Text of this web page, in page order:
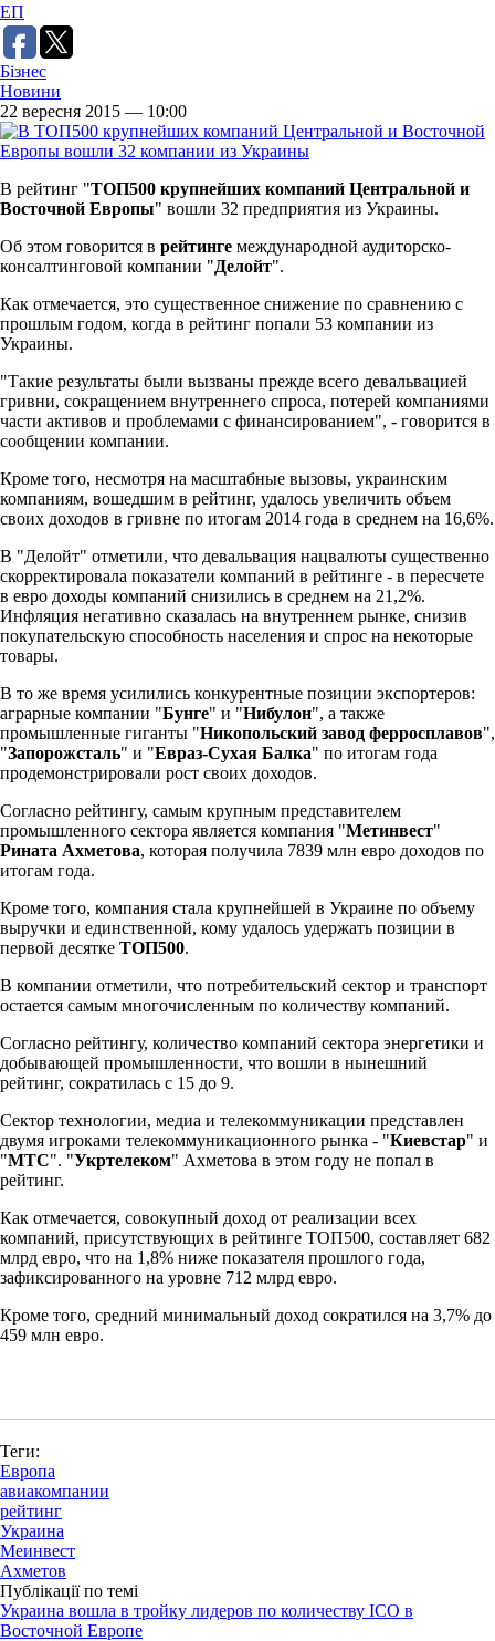
ЕП
Бізнес
Новини
22 вересня 2015 — 10:00
В рейтинг "ТОП500 крупнейших компаний Центральной и
Восточной Европы" вошли 32 предприятия из Украины.
Об этом говорится в рейтинге международной аудиторско-
консалтинговой компании "Делойт".
Как отмечается, это существенное снижение по сравнению с
прошлым годом, когда в рейтинг попали 53 компании из
Украины.
"Такие результаты были вызваны прежде всего девальвацией
гривни, сокращением внутреннего спроса, потерей компаниями
части активов и проблемами с финансированием", - говорится в
сообщении компании.
Кроме того, несмотря на масштабные вызовы, украинским
компаниям, вошедшим в рейтинг, удалось увеличить объем
своих доходов в гривне по итогам 2014 года в среднем на 16,6%.
В "Делойт" отметили, что девальвация нацвалюты существенно
скорректировала показатели компаний в рейтинге - в пересчете
в евро доходы компаний снизились в среднем на 21,2%.
Инфляция негативно сказалась на внутреннем рынке, снизив
покупательскую способность населения и спрос на некоторые
товары.
В то же время усилились конкурентные позиции экспортеров:
аграрные компании "Бунге" и "Нибулон", а также
промышленные гиганты "Никопольский завод ферросплавов",
"Запорожсталь" и "Евраз-Сухая Балка" по итогам года
продемонстрировали рост своих доходов.
Согласно рейтингу, самым крупным представителем
промышленного сектора является компания "Метинвест"
Рината Ахметова, которая получила 7839 млн евро доходов по
итогам года.
Кроме того, компания стала крупнейшей в Украине по объему
выручки и единственной, кому удалось удержать позиции в
первой десятке ТОП500.
В компании отметили, что потребительский сектор и транспорт
остается самым многочисленным по количеству компаний.
Согласно рейтингу, количество компаний сектора энергетики и
добывающей промышленности, что вошли в нынешний
рейтинг, сократилась с 15 до 9.
Сектор технологии, медиа и телекоммуникации представлен
двумя игроками телекоммуникационного рынка - "Киевстар" и
"МТС". "Укртелеком" Ахметова в этом году не попал в
рейтинг.
Как отмечается, совокупный доход от реализации всех
компаний, присутствующих в рейтинге ТОП500, составляет 682
млрд евро, что на 1,8% ниже показателя прошлого года,
зафиксированного на уровне 712 млрд евро.
Кроме того, средний минимальный доход сократился на 3,7% до
459 млн евро.
Теги:
Европа
авиакомпании
рейтинг
Украина
Меинвест
Ахметов
Публікації по темі
Украина вошла в тройку лидеров по количеству ICO в
Восточной Европе